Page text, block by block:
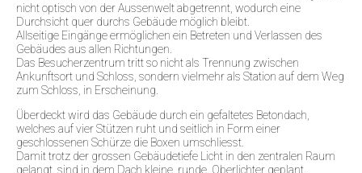
nicht optisch von der Aussenwelt abgetrennt, wodurch eine
Durchsicht quer durchs Gebäude möglich bleibt.
Allseitige Eingänge ermöglichen ein Betreten und Verlassen des
Gebäudes aus allen Richtungen.
Das Besucherzentrum tritt so nicht als Trennung zwischen
Ankunftsort und Schloss, sondern vielmehr als Station auf dem Weg
zum Schloss, in Erscheinung.
Überdeckt wird das Gebäude durch ein gefaltetes Betondach,
welches auf vier Stützen ruht und seitlich in Form einer
geschlossenen Schürze die Boxen umschliesst.
Damit trotz der grossen Gebäudetiefe Licht in den zentralen Raum
gelangt, sind in dem Dach kleine, runde, Oberlichter geplant.